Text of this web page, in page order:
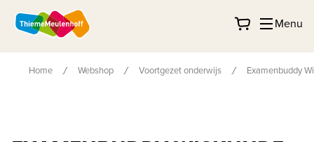
Menu
Home Webshop Voortgezet onderwijs Examenbuddy